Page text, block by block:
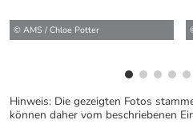
© AMS / Chloe Potter
Hinweis: Die gezeigten Fotos
können daher vom beschriebenen